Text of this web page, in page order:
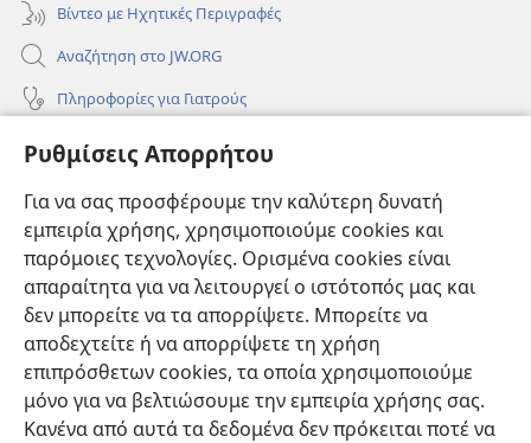
Ρυθμίσεις Απορρήτου
Για να σας προσφέρουμε την καλύτερη δυνατή
εμπειρία χρήσης, χρησιμοποιούμε cookies και
παρόμοιες τεχνολογίες. Ορισμένα cookies είναι
απαραίτητα για να λειτουργεί ο ιστότοπός μας και
δεν μπορείτε να τα απορρίψετε. Μπορείτε να
αποδεχτείτε ή να απορρίψετε τη χρήση
επιπρόσθετων cookies, τα οποία χρησιμοποιούμε
μόνο για να βελτιώσουμε την εμπειρία χρήσης σας.
Κανένα από αυτά τα δεδομένα δεν πρόκειται ποτέ να
Βίντεο με Ηχητικές Περιγραφές
Αναζήτηση στο JW.ORG
Πληροφορίες για Γιατρούς
Πληροφορίες για Επίσημους Φορείς και ΜΜΕ
Συνεισφορές
(ανοίγει
παράθυρο)ΔΙΑΔΙΚΤΥΑΚΗ ΒΙΒΛΙΟΘΗΚΗ της Σκοπιάς™
(ανοίγει
νέο
παράθυρο)
JW Hub ®
(ανοίγει
νέο
παράθυρο)JW Library®